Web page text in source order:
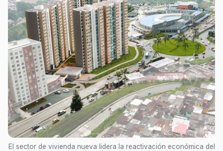
El sector de vivienda nueva lidera la reactivación económica del